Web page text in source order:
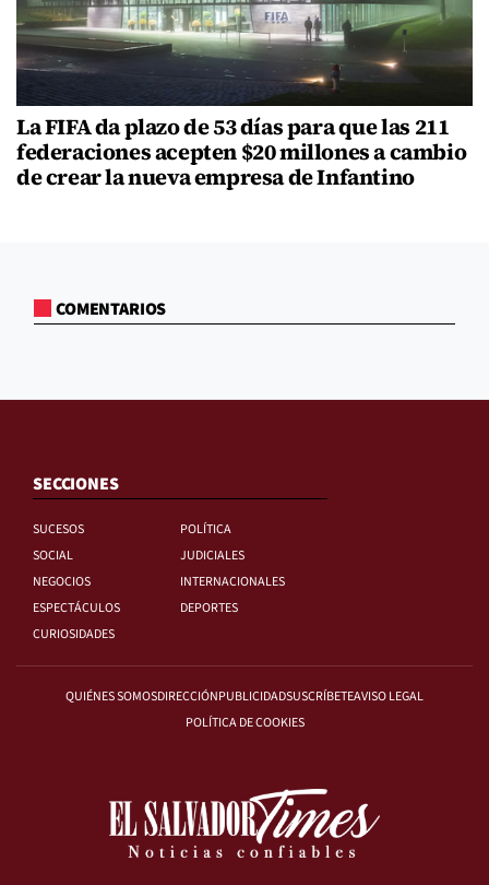
La FIFA da plazo de 53 días para que las 211
federaciones acepten $20 millones a cambio
de crear la nueva empresa de Infantino
COMENTARIOS
SECCIONES
SUCESOS
POLÍTICA
SOCIAL
JUDICIALES
NEGOCIOS
INTERNACIONALES
ESPECTÁCULOS
DEPORTES
CURIOSIDADES
QUIÉNES SOMOSDIRECCIÓNPUBLICIDADSUSCRÍBETEAVISO LEGAL
POLÍTICA DE COOKIES